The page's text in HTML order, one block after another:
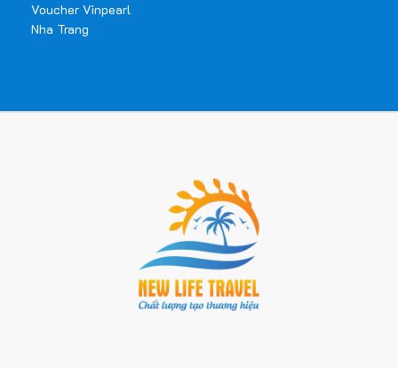
Voucher Vinpearl
Nha Trang